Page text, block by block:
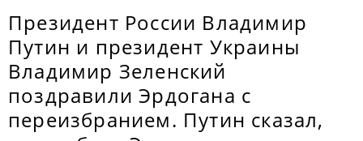
Президент России Владимир
Путин и президент Украины
Владимир Зеленский
поздравили Эрдогана с
переизбранием. Путин сказал,